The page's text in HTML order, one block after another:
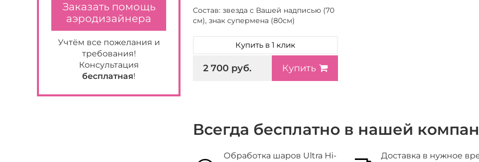
Заказать помощь
аэродизайнера
Учтём все пожелания и
требования!
Консультация
бесплатная!
Состав: звезда с Вашей надписью (70
см), знак супермена (80см)
Купить в 1 клик
2 700 руб. Купить
Всегда бесплатно в нашей
Обработка шаров Ultra Hi-
Доставка в нужное